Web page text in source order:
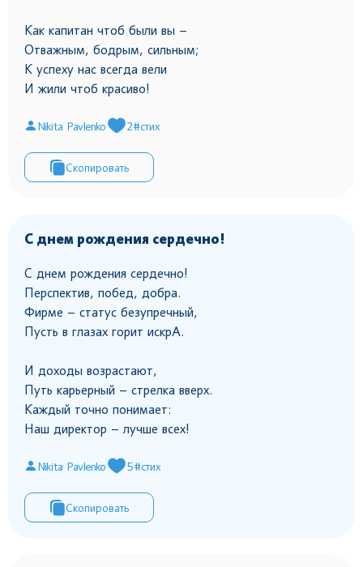
Как капитан чтоб были вы –
Отважным, бодрым, сильным;
К успеху нас всегда вели
И жили чтоб красиво!
Nikita Pavlenko 2#стих
Скопировать
С днем рождения сердечно!
С днем рождения сердечно!
Перспектив, побед, добра.
Фирме – статус безупречный,
Пусть в глазах горит искрА.
И доходы возрастают,
Путь карьерный – стрелка вверх.
Каждый точно понимает:
Наш директор – лучше всех!
Nikita Pavlenko 5#стих
Скопировать